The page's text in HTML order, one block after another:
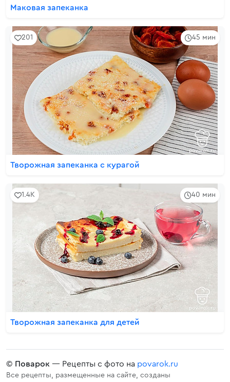
Маковая запеканка
45 мин
201
Творожная запеканка с курагой
40 мин
1.4K
Творожная запеканка для детей
© Поварок — Рецепты с фото на povarok.ru
Все рецепты, размещенные на сайте, созданы